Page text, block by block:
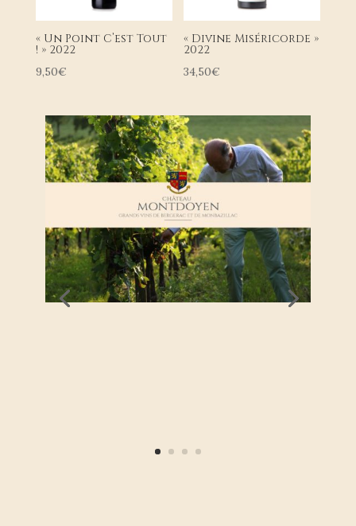
« Un Point C’est Tout
! » 2022
9,50€
« Divine Miséricorde »
2022
34,50€